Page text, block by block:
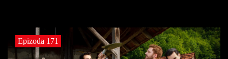
Epizoda 171